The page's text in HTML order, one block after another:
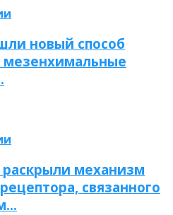
новый способ
мезенхимальные
механизм
связанного